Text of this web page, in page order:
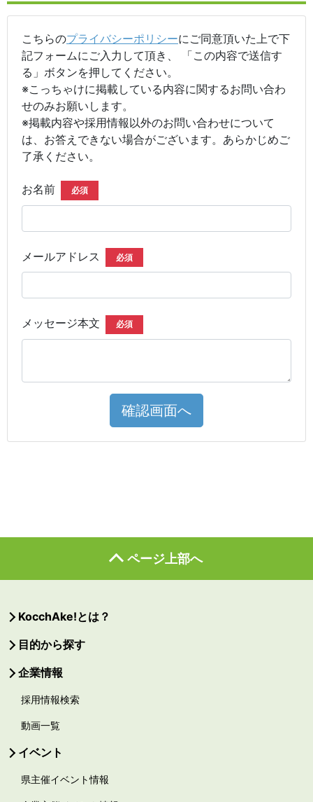
こちらのプライバシーポリシーにご同意頂いた上で下
記フォームにご入力して頂き、 「この内容で送信す
る」ボタンを押してください。
※こっちゃけに掲載している内容に関するお問い合わ
せのみお願いします。
※掲載内容や採用情報以外のお問い合わせについて
は、お答えできない場合がございます。あらかじめご
了承ください。
お名前 必須
メールアドレス 必須
メッセージ本文 必須
確認画面へ
ページ上部へ
KocchAke!とは？
目的から探す
企業情報
採用情報検索
動画一覧
イベント
県主催イベント情報